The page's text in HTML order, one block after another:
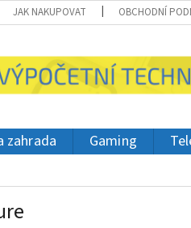
JAK NAKUPOVAT OBCHODNÍ
zahrada Gaming